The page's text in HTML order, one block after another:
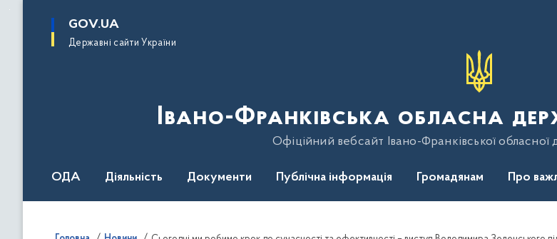
основного
GOV.UA
Державні сайти України
Івано-Франківська обласна
Офіційний вебсайт Івано-Франківської обласної
ОДА Діяльність Документи Публічна інформація Громадянам Про